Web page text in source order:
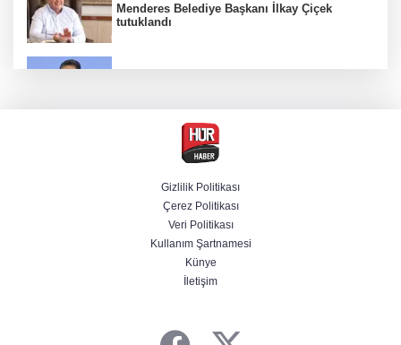
Menderes Belediye Başkanı İlkay Çiçek
tutuklandı
Hür Ağbaba soruşturmasında MASAK para
hareketlerini inceledi
Bakan Gürlek: Kanunda şehitleri incitecek
düzenleme yok
Gizlilik Politikası
Çerez Politikası
Veri Politikası
Kullanım Şartnamesi
Künye
İletişim